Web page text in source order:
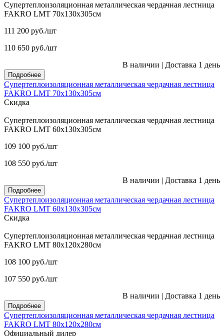
Супертеплоизоляционная металлическая чердачная лестница
FAKRO LMT 70х130х305см
111 200 руб./шт
110 650 руб./шт
В наличии | Доставка 1 день
Подробнее
Супертеплоизоляционная металлическая чердачная лестница
FAKRO LMT 70х130х305см
Скидка
Супертеплоизоляционная металлическая чердачная лестница
FAKRO LMT 60х130х305см
109 100 руб./шт
108 550 руб./шт
В наличии | Доставка 1 день
Подробнее
Супертеплоизоляционная металлическая чердачная лестница
FAKRO LMT 60х130х305см
Скидка
Супертеплоизоляционная металлическая чердачная лестница
FAKRO LMT 80х120х280см
108 100 руб./шт
107 550 руб./шт
В наличии | Доставка 1 день
Подробнее
Супертеплоизоляционная металлическая чердачная лестница
FAKRO LMT 80х120х280см
Официальный дилер